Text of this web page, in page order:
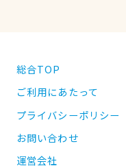
総合TOP
ご利用にあたって
プライバシーポリシー
お問い合わせ
運営会社